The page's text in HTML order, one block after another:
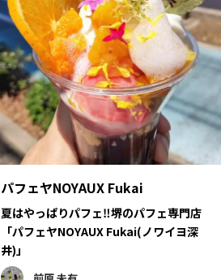
パフェヤNOYAUX Fukai
夏はやっぱりパフェ‼堺のパフェ専門店
「パフェヤNOYAUX Fukai(ノワイヨ深
井)」